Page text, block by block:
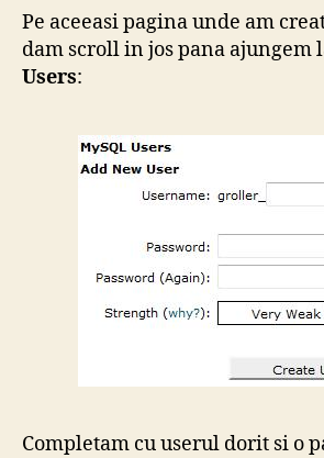
Pe aceeasi pagina unde am
dam scroll in jos pana ajungem
Users:
Completam cu userul dorit si o